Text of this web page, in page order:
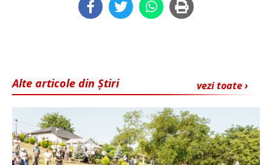
vezi toate ›
Alte articole din Știri